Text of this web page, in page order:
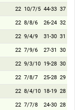
22 10/7/5 44-33 37
22 8/8/6 26-24 32
22 9/4/9 31-30 31
22 7/9/6 27-31 30
22 9/3/10 19-28 30
22 7/8/7 25-28 29
22 8/4/10 18-19 28
22 7/7/8 24-30 28